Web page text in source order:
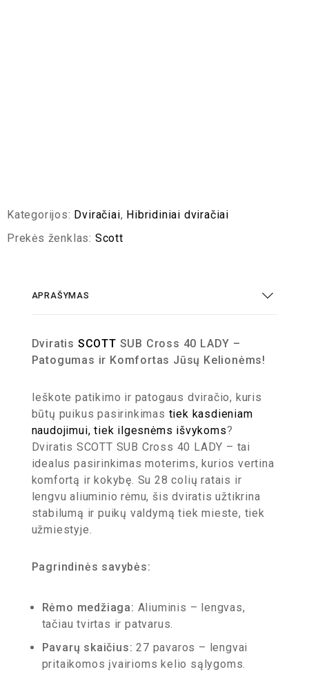
Kategorijos: Dviračiai, Hibridiniai dviračiai
Prekės ženklas: Scott
APRAŠYMAS
Dviratis SCOTT SUB Cross 40 LADY –
Patogumas ir Komfortas Jūsų Kelionėms!
Ieškote patikimo ir patogaus dviračio, kuris
būtų puikus pasirinkimas tiek kasdieniam
naudojimui, tiek ilgesnėms išvykoms?
Dviratis SCOTT SUB Cross 40 LADY – tai
idealus pasirinkimas moterims, kurios vertina
komfortą ir kokybę. Su 28 colių ratais ir
lengvu aliuminio rėmu, šis dviratis užtikrina
stabilumą ir puikų valdymą tiek mieste, tiek
užmiestyje.
Pagrindinės savybės:
Rėmo medžiaga: Aliuminis – lengvas,
tačiau tvirtas ir patvarus.
Pavarų skaičius: 27 pavaros – lengvai
pritaikomos įvairioms kelio sąlygoms.